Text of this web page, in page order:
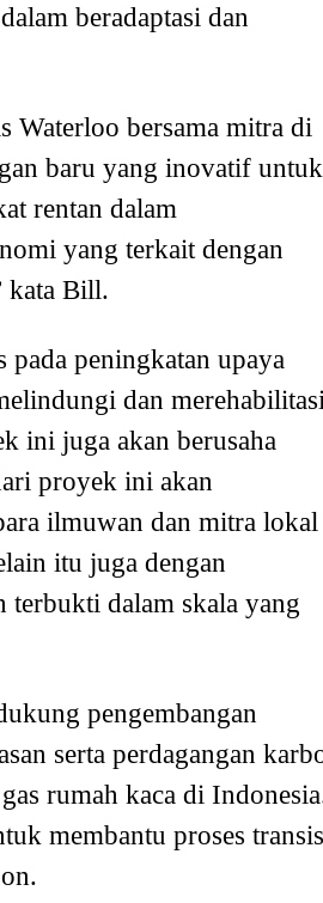
beradaptasi dan
Waterloo bersama mitra di
baru yang inovatif untuk
rentan dalam
yang terkait dengan
kata Bill.
peningkatan upaya
dan merehabilitasi
ini juga akan berusaha
proyek ini akan
ilmuwan dan mitra lokal
itu juga dengan
terbukti dalam skala yang
pengembangan
serta perdagangan
rumah kaca di
membantu proses